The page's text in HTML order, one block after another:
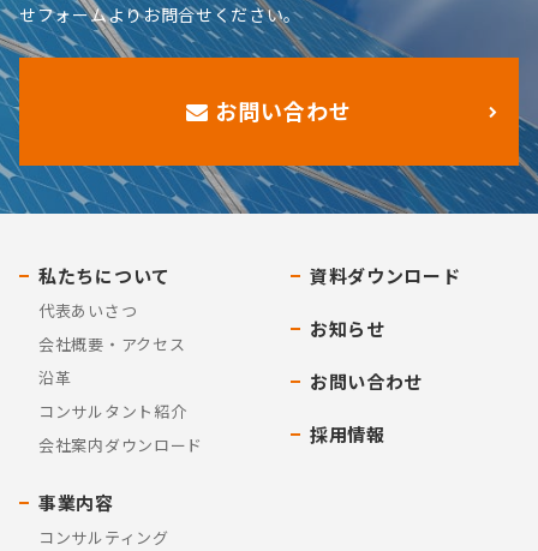
せフォームよりお問合せください。
お問い合わせ
私たちについて
代表あいさつ
会社概要・アクセス
沿革
コンサルタント紹介
会社案内ダウンロード
事業内容
コンサルティング
資料ダウンロード
お知らせ
お問い合わせ
採用情報